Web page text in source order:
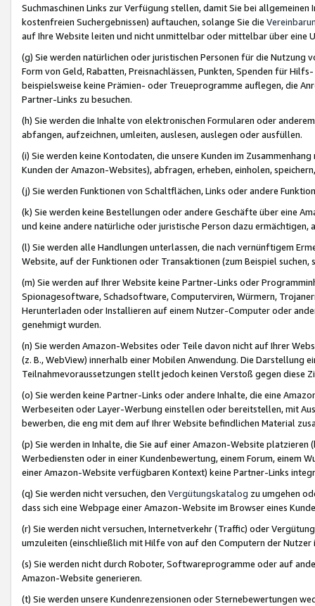
Suchmaschinen Links zur Verfügung stellen, damit Sie bei
kostenfreien Suchergebnissen) auftauchen, solange Sie die
auf Ihre Website leiten und nicht unmittelbar oder mittelbar über eine
(g) Sie werden natürlichen oder juristischen Personen für die Nutzung
Form von Geld, Rabatten, Preisnachlässen, Punkten, Spenden für
beispielsweise keine Prämien- oder Treueprogramme auflegen, die
Partner-Links zu besuchen.
(h) Sie werden die Inhalte von elektronischen Formularen oder
abfangen, aufzeichnen, umleiten, auslesen, auslegen oder ausfüllen.
(i) Sie werden keine Kontodaten, die unsere Kunden im
Kunden der Amazon-Websites), abfragen, erheben, einholen,
(j) Sie werden Funktionen von Schaltflächen, Links oder andere
(k) Sie werden keine Bestellungen oder andere Geschäfte über eine
und keine andere natürliche oder juristische Person dazu
(l) Sie werden alle Handlungen unterlassen, die nach vernünftigem
Website, auf der Funktionen oder Transaktionen (zum Beispiel
(m) Sie werden auf Ihrer Website keine Partner-Links oder
Spionagesoftware, Schadsoftware, Computerviren, Würmern,
Herunterladen oder Installieren auf einem Nutzer-Computer oder
genehmigt wurden.
(n) Sie werden Amazon-Websites oder Teile davon nicht auf Ihrer
(z. B., WebView) innerhalb einer Mobilen Anwendung. Die Darstellung
Teilnahmevoraussetzungen stellt jedoch keinen Verstoß gegen diese
(o) Sie werden keine Partner-Links oder andere Inhalte, die eine
Werbeseiten oder Layer-Werbung einstellen oder bereitstellen, mit
bewerben, die eng mit dem auf Ihrer Website befindlichen Material
(p) Sie werden in Inhalte, die Sie auf einer Amazon-Website
Werbediensten oder in einer Kundenbewertung, einem Forum, einem
einer Amazon-Website verfügbaren Kontext) keine Partner-Links
(q) Sie werden nicht versuchen, den Vergütungskatalog zu umgehen
dass sich eine Webpage einer Amazon-Website im Browser eines
(r) Sie werden nicht versuchen, Internetverkehr (Traffic) oder
umzuleiten (einschließlich mit Hilfe von auf den Computern der
(s) Sie werden nicht durch Roboter, Softwareprogramme oder auf
Amazon-Website generieren.
(t) Sie werden unsere Kundenrezensionen oder Sternebewertungen